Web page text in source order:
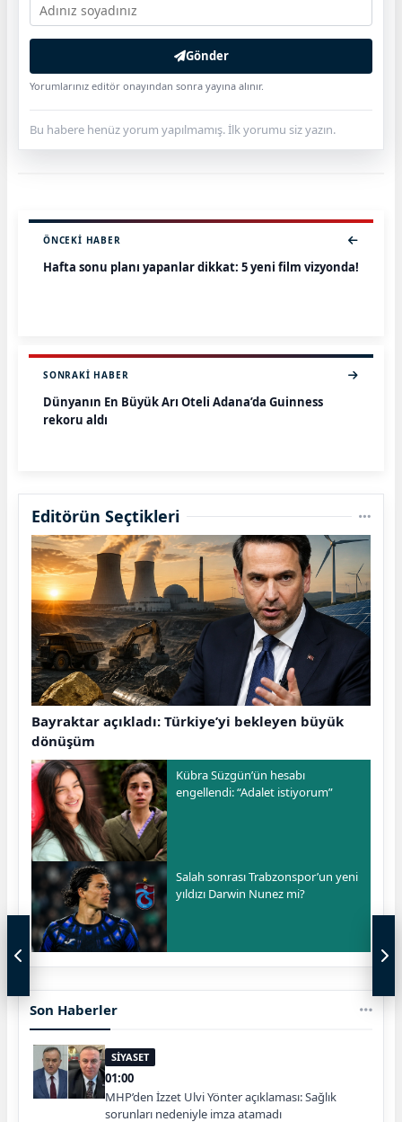
Gönder
Yorumlarınız editör onayından sonra yayına alınır.
Bu habere henüz yorum yapılmamış. İlk yorumu siz yazın.
ÖNCEKI HABER
Hafta sonu planı yapanlar dikkat: 5 yeni film vizyonda!
SONRAKI HABER
Dünyanın En Büyük Arı Oteli Adana’da Guinness
rekoru aldı
Editörün Seçtikleri
Bayraktar açıkladı: Türkiye’yi bekleyen büyük
dönüşüm
Kübra Süzgün’ün hesabı
engellendi: “Adalet istiyorum”
Salah sonrası Trabzonspor’un yeni
yıldızı Darwin Nunez mi?
Son Haberler
SİYASET
01:00
MHP’den İzzet Ulvi Yönter açıklaması: Sağlık
sorunları nedeniyle imza atamadı